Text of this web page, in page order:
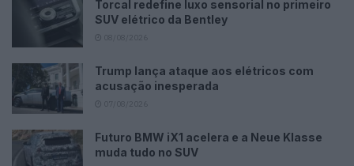
Torcal redefine luxo sensorial no primeiro
SUV elétrico da Bentley
Trump lança ataque aos elétricos com
acusação inesperada
Futuro BMW iX1 acelera e a Neue Klasse
muda tudo no SUV